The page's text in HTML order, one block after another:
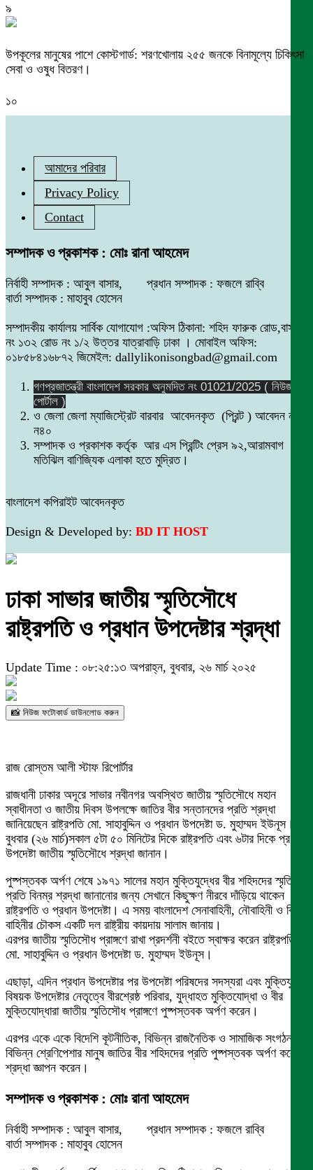
৯
উপকূলের মানুষের পাশে কোস্টগার্ড: শরণখোলায় ২৫৫ জনকে বিনামূল্যে চিকিৎসা
সেবা ও ওষুধ বিতরণ।
১০
আমাদের পরিবার
Privacy Policy
Contact
সম্পাদক ও প্রকাশক : মোঃ রানা আহমেদ
নির্বাহী সম্পাদক : আবুল বাসার, প্রধান সম্পাদক : ফজলে রাব্বি
বার্তা সম্পাদক : মাহাবুব হোসেন
সম্পাদকীয় কার্যালয় সার্বিক যোগাযোগ :অফিস ঠিকানা: শহিদ ফারুক রোড,বাসা
নং ১৩২ রোড নং ১/২ উত্তর যাত্রাবাড়ি ঢাকা । মোবাইল অফিস:
০১৮৫৮৪১৬৮৭২ জিমেইল: dallylikonisongbad@gmail.com
গণপ্রজাতন্ত্রী বাংলাদেশ সরকার অনুমদিত নং 01021/2025 ( নিউজ
পোর্টাল )
ও জেলা জেলা ম্যাজিস্ট্রেট বারবার আবেদনকৃত (প্রিন্ট ) আবেদন নং
ন৪০
সম্পাদক ও প্রকাশক কর্তৃক আর এস প্রিন্টিং প্রেস ৯২,আরামবাগ
মতিঝিল বাণিজ্যিক এলাকা হতে মুদ্রিত।
বাংলাদেশ কপিরাইট আবেদনকৃত
Design & Developed by: BD IT HOST
ঢাকা সাভার জাতীয় স্মৃতিসৌধে
রাষ্ট্রপতি ও প্রধান উপদেষ্টার শ্রদ্ধা
Update Time : ০৮:২৫:১৩ অপরাহ্ন, বুধবার, ২৬ মার্চ ২০২৫
📸 নিউজ ফটোকার্ড ডাউনলোড করুন
রাজ রোস্তম আলী স্টাফ রিপোর্টার
রাজধানী ঢাকার অদূরে সাভার নবীনগর অবস্থিত জাতীয় স্মৃতিসৌধে মহান
স্বাধীনতা ও জাতীয় দিবস উপলক্ষে জাতির বীর সন্তানদের প্রতি শ্রদ্ধা
জানিয়েছেন রাষ্ট্রপতি মো. সাহাবুদ্দিন ও প্রধান উপদেষ্টা ড. মুহাম্মদ ইউনূস।
বুধবার (২৬ মার্চ)সকাল ৫টা ৫০ মিনিটের দিকে রাষ্ট্রপতি এবং ৬টার দিকে প্রধান
উপদেষ্টা জাতীয় স্মৃতিসৌধে শ্রদ্ধা জানান।
পুষ্পস্তবক অর্পণ শেষে ১৯৭১ সালের মহান মুক্তিযুদ্ধের বীর শহিদদের স্মৃতির
প্রতি বিনম্র শ্রদ্ধা জানানোর জন্য সেখানে কিছুক্ষণ নীরবে দাঁড়িয়ে থাকেন
রাষ্ট্রপতি ও প্রধান উপদেষ্টা। এ সময় বাংলাদেশ সেনাবাহিনী, নৌবাহিনী ও বিমান
বাহিনীর চৌকস একটি দল রাষ্ট্রীয় কায়দায় সালাম জানায়।
এরপর জাতীয় স্মৃতিসৌধ প্রাঙ্গণে রাখা প্রদর্শনী বইতে স্বাক্ষর করেন রাষ্ট্রপতি
মো. সাহাবুদ্দিন ও প্রধান উপদেষ্টা ড. মুহাম্মদ ইউনূস।
এছাড়া, এদিন প্রধান উপদেষ্টার পর উপদেষ্টা পরিষদের সদস্যরা এবং মুক্তিযুদ্ধ
বিষয়ক উপদেষ্টার নেতৃত্বে বীরশ্রেষ্ঠ পরিবার, যুদ্ধাহত মুক্তিযোদ্ধা ও বীর
মুক্তিযোদ্ধারা জাতীয় স্মৃতিসৌধ প্রাঙ্গণে পুষ্পস্তবক অর্পণ করেন।
এরপর একে একে বিদেশি কূটনীতিক, বিভিন্ন রাজনৈতিক ও সামাজিক সংগঠনসহ
বিভিন্ন শ্রেণিপেশার মানুষ জাতির বীর শহিদদের প্রতি পুষ্পস্তবক অর্পণ করে
শ্রদ্ধা জ্ঞাপন করেন।
সম্পাদক ও প্রকাশক : মোঃ রানা আহমেদ
নির্বাহী সম্পাদক : আবুল বাসার, প্রধান সম্পাদক : ফজলে রাব্বি
বার্তা সম্পাদক : মাহাবুব হোসেন